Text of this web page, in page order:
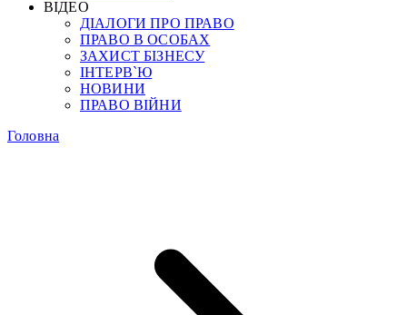
ВІДЕО
ДІАЛОГИ ПРО ПРАВО
ПРАВО В ОСОБАХ
ЗАХИСТ БІЗНЕСУ
ІНТЕРВ`Ю
НОВИНИ
ПРАВО ВІЙНИ
Головна